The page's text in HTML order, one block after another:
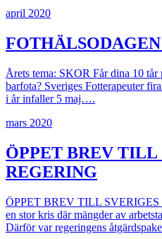
april 2020
Årets tema: SKOR Får dina 10 tår
barfota? Sveriges Fotterapeuter
i år infaller 5 maj….
mars 2020
ÖPPET BREV TILL
REGERING
ÖPPET BREV TILL SVERIGES
en stor kris där mängder av
Därför var regeringens